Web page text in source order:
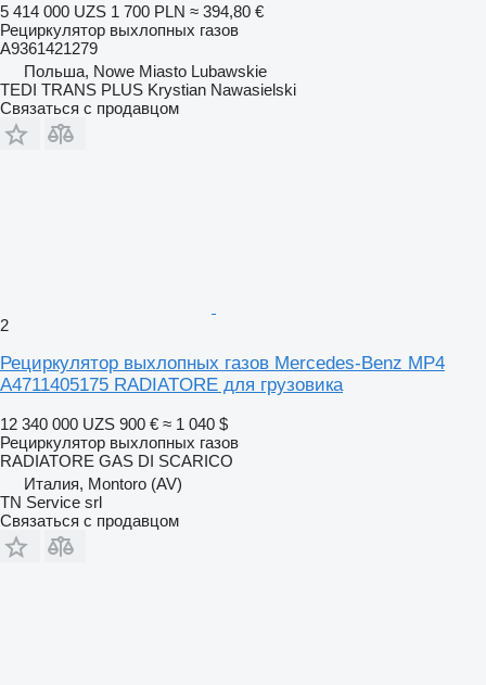
5 414 000 UZS 1 700 PLN ≈ 394,80 €
Рециркулятор выхлопных газов
A9361421279
Польша, Nowe Miasto Lubawskie
TEDI TRANS PLUS Krystian Nawasielski
Связаться с продавцом
2
Рециркулятор выхлопных газов Mercedes-Benz MP4
A4711405175 RADIATORE для грузовика
12 340 000 UZS 900 € ≈ 1 040 $
Рециркулятор выхлопных газов
RADIATORE GAS DI SCARICO
Италия, Montoro (AV)
TN Service srl
Связаться с продавцом